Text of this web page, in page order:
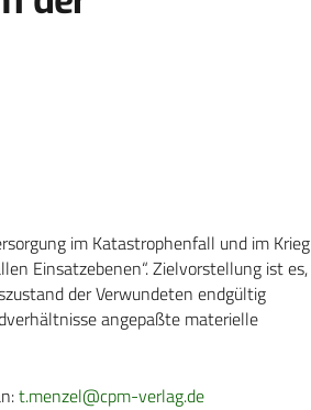
im Katastrophenfall und im Krieg
Einsatzebenen“. Zielvorstellung ist es,
der Verwundeten endgültig
angepaßte materielle
t.menzel@cpm-verlag.de